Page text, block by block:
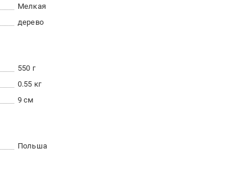
Мелкая
дерево
550 г
0.55 кг
9 см
Польша